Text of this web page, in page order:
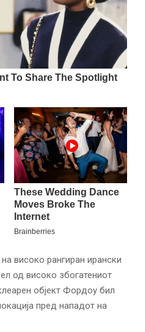
на високо рангиран ирански
од високо збогатениот
објект Фордоу бил
пред нападот на